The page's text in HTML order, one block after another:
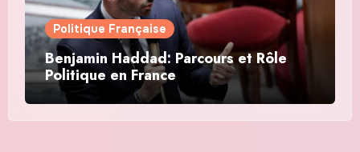
Politique Française
Benjamin Haddad: Parcours et Rôle
Politique en France